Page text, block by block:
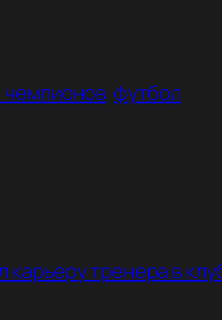
чемпионов футбол
карьеру тренера в